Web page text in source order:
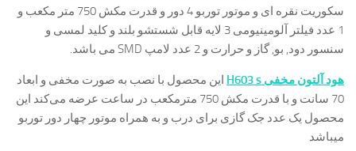
سکوریت نقره ای و موتور توربو 4 دور و قدرت مکش 750 متر مکعب و
1 عدد فیلتر آلومینیومی 3 لایه قابل شستشو بلند و کلید لمسی و
سنسور دود, بو, گاز و حرارت و 2 عدد لامپ SMD می باشد.
هود آلتون مخفی H603 s
این محصول با نصب به صورت مخفی و ابعاد
70 سانت و با قدرت مکش 750 مترمکعب در ساعت عرضه می‌کند این
محصول یک عدد جک گازی برای درب و به همراه موتور چهار دور توربو
میباشد